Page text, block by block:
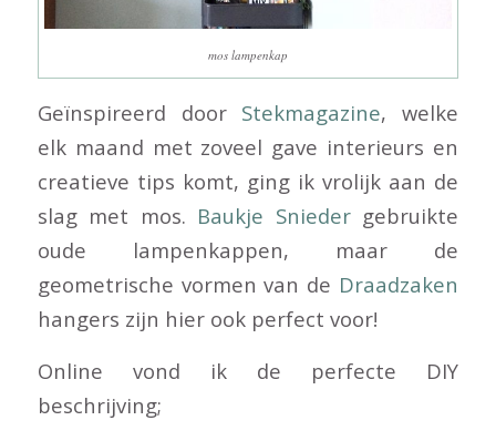
mos lampenkap
Geïnspireerd door Stekmagazine, welke
elk maand met zoveel gave interieurs en
creatieve tips komt, ging ik vrolijk aan de
slag met mos. Baukje Snieder gebruikte
oude lampenkappen, maar de
geometrische vormen van de Draadzaken
hangers zijn hier ook perfect voor!
Online vond ik de perfecte DIY
beschrijving;